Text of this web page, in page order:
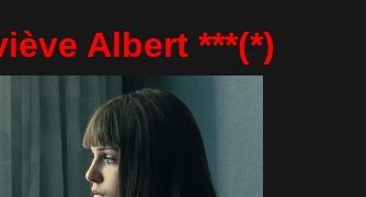
Albert ***(*)